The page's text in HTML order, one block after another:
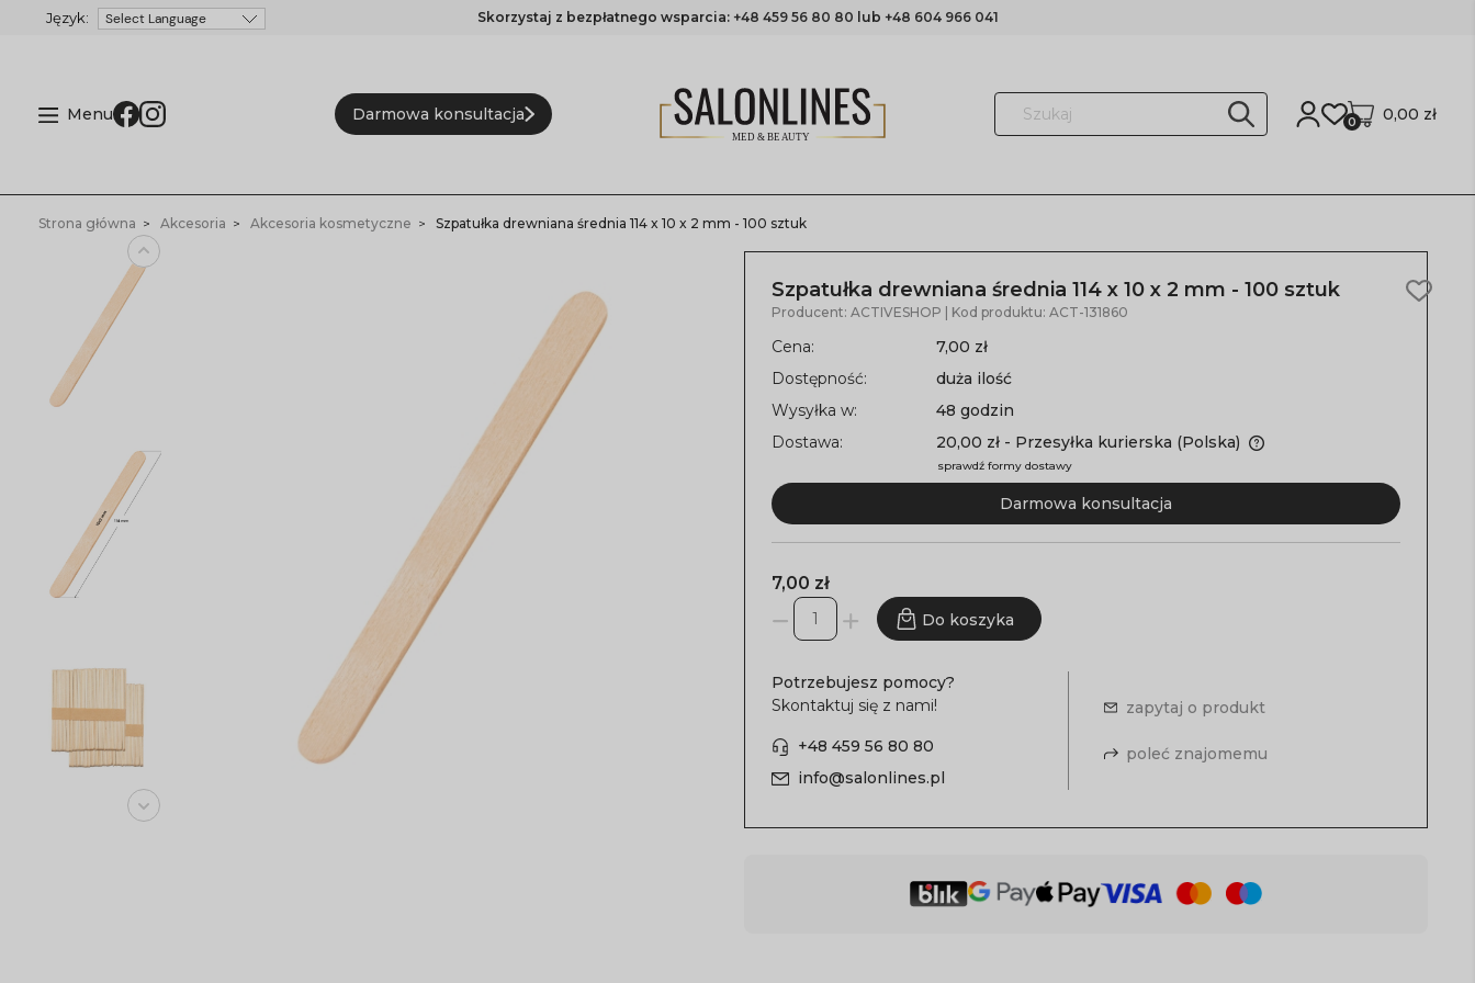
Skorzystaj z bezpłatnego wsparcia: +48 459 56 80 80 lub +48 604 966 041
Menu Darmowa konsultacja 0,00 zł
0
Strona główna Akcesoria Akcesoria kosmetyczne Szpatułka drewniana średnia 114 x 10 x 2 mm - 100 sztuk
Szpatułka drewniana średnia 114 x 10 x 2 mm - 100 sztuk
Producent:ACTIVESHOP | Kod produktu: ACT-131860
Cena:
7,00 zł
Dostępność:
duża ilość
Wysyłka w:
48 godzin
Dostawa:
20,00 zł - Przesyłka kurierska (Polska)
sprawdź formy dostawy
Darmowa konsultacja
7,00 zł
Do koszyka
Potrzebujesz pomocy?
Skontaktuj się z nami!
+48 459 56 80 80
info@salonlines.pl
zapytaj o produkt
poleć znajomemu